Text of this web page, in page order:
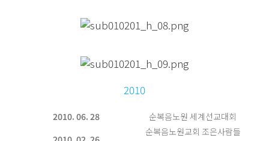
2010
2010. 06. 28
순복음노원 세계선교대회
순복음노원교회 조은사람들